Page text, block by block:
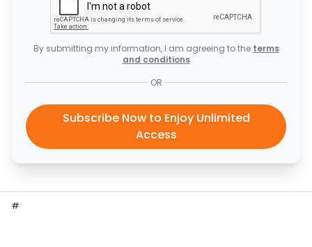
By submitting my information, I am agreeing to the terms
and conditions
OR
Subscribe Now to Enjoy Unlimited
Access
#